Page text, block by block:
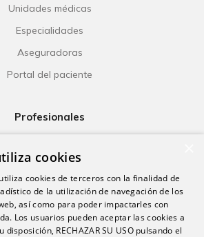
Unidades médicas
Especialidades
Aseguradoras
Portal del paciente
Profesionales
Investigación
Formación
Escuela universitaria
Trabaja con nosotros
cookies
utiliza cookies de terceros con la finalidad de
de la utilización de navegación de los
así como para poder impactarles con
Los usuarios pueden aceptar las cookies a
RECHAZAR SU USO pulsando el